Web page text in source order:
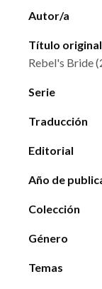
Autor/a
Título original
Rebel's Bride
Serie
Traducción
Editorial
Año de
Colección
Género
Temas